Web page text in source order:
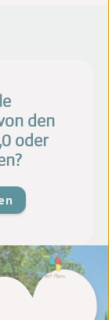
den
oder